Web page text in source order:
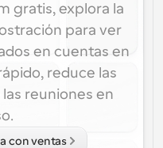
gratis, explora la
para ver
en cuentas en
reduce las
reuniones en
con ventas